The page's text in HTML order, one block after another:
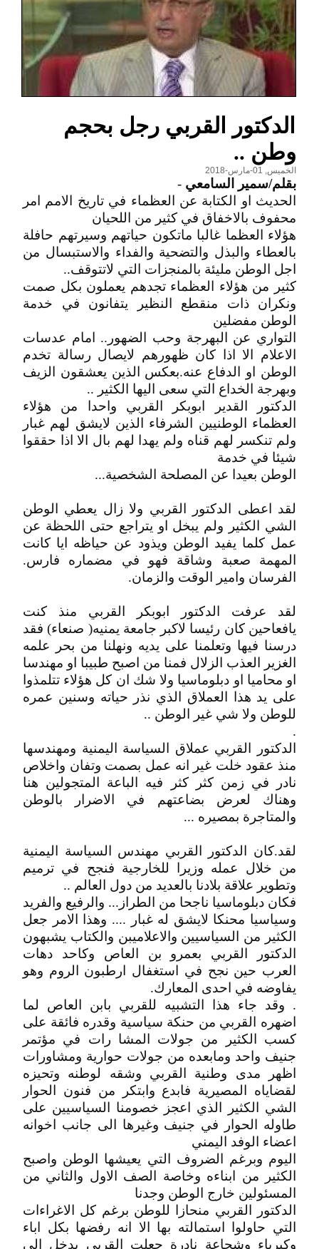
الدكتور القربي رجل بحجم
وطن ..
الخميس, 01-مارس-2018
بقلم/سمير السامعي -
الحديث او الكتابة عن العظماء في تاريخ الامم امر
محفوف بالاخفاق في كثير من اللحيان
هؤلاء العظما غالبا ماتكون حياتهم وسيرتهم حافلة
بالعطاء والبذل والتضحية والفداء والاستبسال من
اجل الوطن مليئة بالمنجزات التي لاتتوقف..
كثير من هؤلاء العظماء تجدهم يعملون بكل صمت
ونكران ذات منقطع النظير يتفانون في خدمة
الوطن مفضلين
التواري عن البهرجة وحب الضهور.. امام عدسات
الاعلام الا اذا كان ظهورهم لايصال رسالة تخدم
الوطن او الدفاع عنه.بعكس الذين يعشقون الزيف
وبهرجة الخداع التي سعى اليها الكثير ..
الدكتور القدير ابوبكر القربي واحدا من هؤلاء
العظماء الوطنيين الشرفاء الذين لايشق لهم غبار
ولم تنكسر لهم قناه ولم يهدا لهم بال الا اذا حققوا
شيئا في خدمة
الوطن بعيدا عن المصلحة الشخصية...
لقد اعطى الدكتور القربي ولا زال يعطي الوطن
الشي الكثير ولم يبخل او يتراجع حتى اللحظة عن
عمل كلما يفيد الوطن ويذود عن حياظه ايا كانت
المهمة صعبة وشاقة فهو في مضماره فارس.
الفرسان وامير الوقت والزمان.
لقد عرفت الدكتور ابوبكر القربي منذ كنت
يافعاحين كان رئيسا لاكبر جامعة يمنيه( صنعاء) فقد
درسنا فيها وتعلمنا على يديه ونهلنا من بحر علمه
الغزير العذب الزلال فمنا من اصبح طبيبا او مهندسا
او محاميا او دبلوماسيا ولا شك ان كل هؤلاء تتلمذوا
على يد هذا العملاق الذي نذر حياته وسنين عمره
للوطن ولا شي غير الوطن ..
.
الدكتور القربي عملاق السياسة اليمنية ومهندسها
منذ عقود خلت غير انه عمل بصمت وتفان واخلاص
نادر في زمن كثر كثر فيه الباعة المتجولين هنا
وهناك لعرض بضاعتهم في الاضرار بالوطن
والمتاجرة بمصيره ...
لقد.كان الدكتور القربي مهندس السياسة اليمنية
من خلال عمله وزيرا للخارجية فنجح في ترميم
وتطوير علاقة بلادنا بالعديد من دول العالم ..
فكان دبلوماسيا ناجحا من الطراز... والرفيع والفريد
وسياسيا محنكا لايشق له غبار .... وهذا الامر جعل
الكثير من السياسيين والاعلاميبن والكتاب يشبهون
الدكتور القربي بعمرو بن العاص وكاحد دهات
العرب حين نجح في استغفال ارطبون الروم وهو
يفاوضه في احدى المعارك.
. وقد جاء هذا التشبيه للقربي بابن العاص لما
اضهره القربي من حنكة سياسية وقدره فائقة على
كسب الكثير من جولات المشا رات في مؤتمر
جنيف واحد ومابعده من جولات حوارية ومشاورات
اظهر مدى وطنية القربي وشقه لوطنه وتحيزه
لقضاياه المصيرية فابدع وابتكر من فنون الحوار
الشي الكثير الذي اعجز خصومنا السياسيين على
طاوله الحوار في جنيف وغيرها الى جانب اخوانه
اعضاء الوفد اليمني
اليوم وبرغم الضروف التي يعيشها الوطن واصبح
الكثير من ابناءه وخاصة الصف الاول والثاني من
المسئولين خارج الوطن وجدنا
الدكتور القربي منحازا للوطن برغم كل الاغراءات
التي حاولوا استمالته بها الا انه رفضها بكل اباء
وكبرياء وشجاعة نادرة جعلت القربي يدخل الى